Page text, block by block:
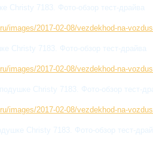
Christy 7183. Фото-обзор тест-драйва
images/2017-02-08/vezdekhod-na-
Christy 7183. Фото-обзор тест-драйва
images/2017-02-08/vezdekhod-na-
Christy 7183. Фото-обзор тест-
images/2017-02-08/vezdekhod-na-
Christy 7183. Фото-обзор тест-